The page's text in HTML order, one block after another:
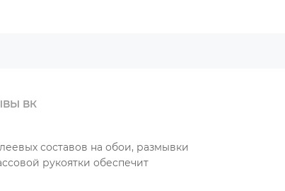
ВК
составов на обои, размывки
рукоятки обеспечит